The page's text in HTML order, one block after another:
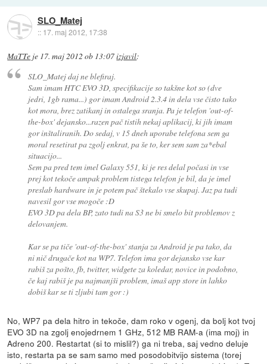
SLO_Matej
:: 17. maj 2012, 17:38
MaTTe je 17. maj 2012 ob 13:07izjavil:
SLO_Matej daj ne blefiraj.
Sam imam HTC EVO 3D, specifikacije so takšne kot so (dve
jedri, 1gb rama...) gor imam Android 2.3.4 in dela vse čisto tako
kot mora, brez zatikanj in ostalega sranja. Pa je telefon 'out-of-
the-box' dejansko...razen pač tistih nekaj aplikacij, ki jih imam
gor inštaliranih. Do sedaj, v 15 dneh uporabe telefona sem ga
moral resetirat pa zgolj enkrat, pa še to, ker sem sam za*ebal
situacijo...
Sem pa pred tem imel Galaxy 551, ki je res delal počasi in vse
prej kot tekoče ampak problem tistega telefon je bil, da je imel
preslab hardware in je potem pač štekalo vse skupaj. Jaz pa tudi
navesil gor vse mogoče :D
EVO 3D pa dela BP, zato tudi na S3 ne bi smelo bit problemov z
delovanjem.
Kar se pa tiče 'out-of-the-box' stanja za Android je pa tako, da
ni nič drugače kot na WP7. Telefon ima gor dejansko vse kar
rabiš za pošto, fb, twitter, widgete za koledar, novice in podobno,
če kaj rabiš je pa najmanjši problem, imaš app store in lahko
dobiš kar se ti zljubi tam gor :)
No, WP7 pa dela hitro in tekoče, dam roko v ogenj, da bolj kot tvoj
EVO 3D na zgolj enojedrnem 1 GHz, 512 MB RAM-a (ima moj) in
Adreno 200. Restartat (si to mislil?) ga ni treba, saj vedno deluje
isto, restarta pa se sam samo med posodobitvijo sistema (torej